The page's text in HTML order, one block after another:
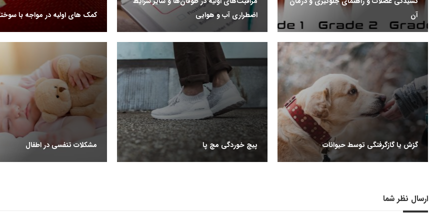
آن
اضطراری آب ‌و‌ هوایی
کمک های اولیه در مواجه با
گزش یا گازگرفتگی توسط حیوانات پیچ خوردگی مچ پا مشکلات تنفسی در اطفال
ارسال نظر شما